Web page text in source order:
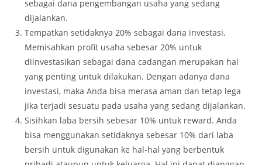
sebagai dana pengembangan usaha yang sedang
dijalankan.
Tempatkan setidaknya 20% sebagai dana investasi.
Memisahkan profit usaha sebesar 20% untuk
diinvestasikan sebagai dana cadangan merupakan hal
yang penting untuk dilakukan. Dengan adanya dana
investasi, maka Anda bisa merasa aman dan tetap lega
jika terjadi sesuatu pada usaha yang sedang dijalankan.
Sisihkan laba bersih sebesar 10% untuk reward. Anda
bisa menggunakan setidaknya sebesar 10% dari laba
bersih untuk digunakan ke hal-hal yang berbentuk